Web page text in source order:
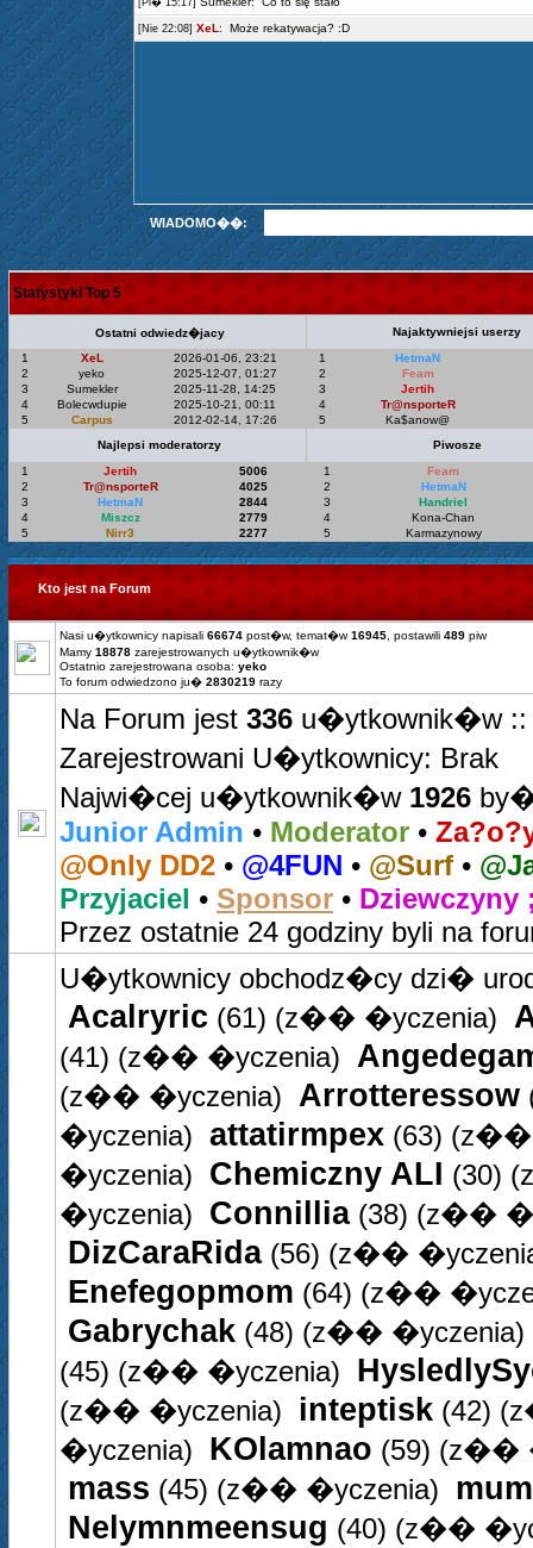
WIADOMO��:
Statystyki Top 5
Ostatni odwiedz�jacy
Najaktywniejsi userzy
1
XeL
2026-01-06, 23:21
2
yeko
2025-12-07, 01:27
3
Sumekler
2025-11-28, 14:25
4
Bolecwdupie
2025-10-21, 00:11
5
Carpus 2012-02-14, 17:26
1
HetmaN
2
Feam
3
Jertih
4
Tr@nsporteR
5
Ka$anow@
Najlepsi moderatorzy
Piwosze
1
Jertih
5006
2
Tr@nsporteR
4025
3
HetmaN
2844
4
Miszcz
2779
5
Nirr3 2277
1
Feam
2
HetmaN
3
Handriel
4
Kona-Chan
5
Karmazynowy
Kto jest na Forum
Nasi u�ytkownicy napisali 66674 post�w, temat�w16945 , postawili 489 piw
Mamy 18878 zarejestrowanych u�ytkownik�w
Ostatnio zarejestrowana osoba: yeko
To forum odwiedzono ju� 2830219 razy
Na Forum jest 336 u�ytkownik�w ::
Zarejestrowani U�ytkownicy: Brak
Najwi�cej u�ytkownik�w 1926
Junior Admin • Moderator •
@Only DD2 • @4FUN • @Surf •
Przyjaciel • Sponsor • Dziewczyny
Przez ostatnie 24 godziny byli na
U�ytkownicy obchodz�cy dzi�
Acalryric (61) (z�� �yczenia)
(41) (z�� �yczenia)
(z�� �yczenia) Arrotteressow
�yczenia) attatirmpex (63) (z��
�yczenia) Chemiczny ALI (30)
�yczenia) Connillia(38) (z��
DizCaraRida(56) (z��
Enefegopmom (64) (z��
Gabrychak (48) (z�� �yczenia)
(45) (z�� �yczenia)
(z�� �yczenia) inteptisk (42)
�yczenia) KOlamnao (59) (z��
mass (45) (z�� �yczenia)
Nelymnmeensug (40) (z��